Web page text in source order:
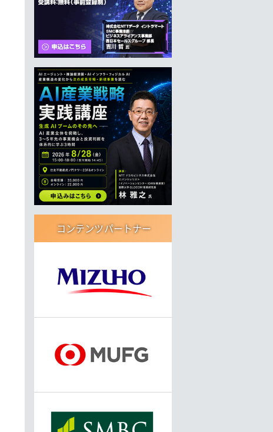
コンテンツパートナー